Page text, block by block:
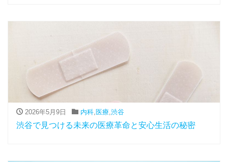
2026年5月9日 内科, 医療, 渋谷
渋谷で見つける未来の医療革命と安心生活の秘密